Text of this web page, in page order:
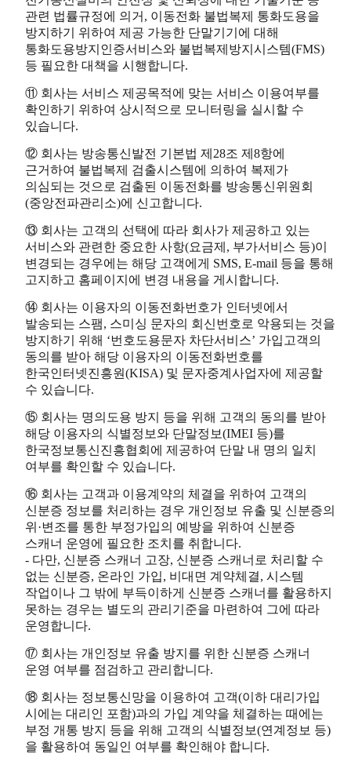
관련 법률규정에 의거, 이동전화 불법복제 통화도용을
방지하기 위하여 제공 가능한 단말기기에 대해
통화도용방지인증서비스와 불법복제방지시스템(FMS)
등 필요한 대책을 시행합니다.
⑪ 회사는 서비스 제공목적에 맞는 서비스 이용여부를
확인하기 위하여 상시적으로 모니터링을 실시할 수
있습니다.
⑫ 회사는 방송통신발전 기본법 제28조 제8항에
근거하여 불법복제 검출시스템에 의하여 복제가
의심되는 것으로 검출된 이동전화를 방송통신위원회
(중앙전파관리소)에 신고합니다.
⑬ 회사는 고객의 선택에 따라 회사가 제공하고 있는
서비스와 관련한 중요한 사항(요금제, 부가서비스 등)이
변경되는 경우에는 해당 고객에게 SMS, E-mail 등을 통해
고지하고 홈페이지에 변경 내용을 게시합니다.
⑭ 회사는 이용자의 이동전화번호가 인터넷에서
발송되는 스팸, 스미싱 문자의 회신번호로 악용되는 것을
방지하기 위해 ‘번호도용문자 차단서비스’ 가입고객의
동의를 받아 해당 이용자의 이동전화번호를
한국인터넷진흥원(KISA) 및 문자중계사업자에 제공할
수 있습니다.
⑮ 회사는 명의도용 방지 등을 위해 고객의 동의를 받아
해당 이용자의 식별정보와 단말정보(IMEI 등)를
한국정보통신진흥협회에 제공하여 단말 내 명의 일치
여부를 확인할 수 있습니다.
⑯ 회사는 고객과 이용계약의 체결을 위하여 고객의
신분증 정보를 처리하는 경우 개인정보 유출 및 신분증의
위·변조를 통한 부정가입의 예방을 위하여 신분증
스캐너 운영에 필요한 조치를 취합니다.
- 다만, 신분증 스캐너 고장, 신분증 스캐너로 처리할 수
없는 신분증, 온라인 가입, 비대면 계약체결, 시스템
작업이나 그 밖에 부득이하게 신분증 스캐너를 활용하지
못하는 경우는 별도의 관리기준을 마련하여 그에 따라
운영합니다.
⑰ 회사는 개인정보 유출 방지를 위한 신분증 스캐너
운영 여부를 점검하고 관리합니다.
⑱ 회사는 정보통신망을 이용하여 고객(이하 대리가입
시에는 대리인 포함)과의 가입 계약을 체결하는 때에는
부정 개통 방지 등을 위해 고객의 식별정보(연계정보 등)
을 활용하여 동일인 여부를 확인해야 합니다.